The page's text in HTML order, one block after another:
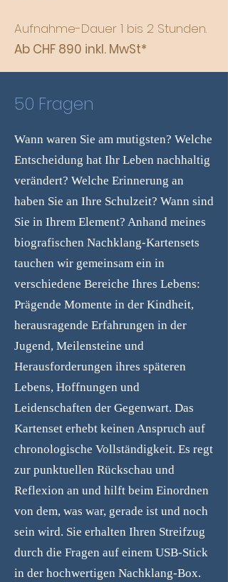
Aufnahme-Dauer 1 bis 2 Stunden.
Ab CHF 890 inkl. MwSt*
50 Fragen
Wann waren Sie am mutigsten? Welche
Entscheidung hat Ihr Leben nachhaltig
verändert? Welche Erinnerung an
haben Sie an Ihre Schulzeit? Wann sind
Sie in Ihrem Element? Anhand meines
biografischen Nachklang-Kartensets
tauchen wir gemeinsam ein in
verschiedene Bereiche Ihres Lebens:
Prägende Momente in der Kindheit,
herausragende Erfahrungen in der
Jugend, Meilensteine und
Herausforderungen ihres späteren
Lebens, Hoffnungen und
Leidenschaften der Gegenwart. Das
Kartenset erhebt keinen Anspruch auf
chronologische Vollständigkeit. Es regt
zur punktuellen Rückschau und
Reflexion an und hilft beim Einordnen
von dem, was war, gerade ist und noch
sein wird. Sie erhalten Ihren Streifzug
durch die Fragen auf einem USB-Stick
in der hochwertigen Nachklang-Box.